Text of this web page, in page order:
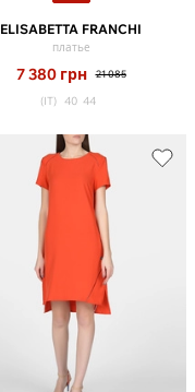
ELISABETTA FRANCHI
платье
7 380 грн 21 085
(IT) 40 44